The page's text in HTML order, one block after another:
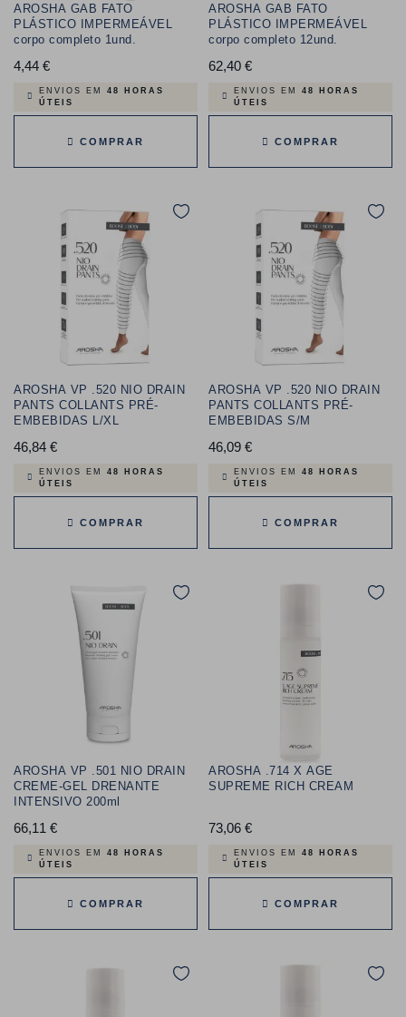
AROSHA GAB FATO
PLÁSTICO IMPERMEÁVEL
corpo completo 1und.
4,44 €Preço
ENVIOS EM 48 HORAS
ÚTEIS
COMPRAR
AROSHA GAB FATO
PLÁSTICO IMPERMEÁVEL
corpo completo 12und.
62,40 €Preço
ENVIOS EM 48 HORAS
ÚTEIS
COMPRAR
AROSHA VP .520 NIO DRAIN
PANTS COLLANTS PRÉ-
EMBEBIDAS L/XL
46,84 €Preço
ENVIOS EM 48 HORAS
ÚTEIS
COMPRAR
AROSHA VP .520 NIO DRAIN
PANTS COLLANTS PRÉ-
EMBEBIDAS S/M
46,09 €Preço
ENVIOS EM 48 HORAS
ÚTEIS
COMPRAR
AROSHA VP .501 NIO DRAIN
CREME-GEL DRENANTE
INTENSIVO 200ml
66,11 €Preço
ENVIOS EM 48 HORAS
ÚTEIS
COMPRAR
AROSHA .714 X AGE
SUPREME RICH CREAM
73,06 €Preço
ENVIOS EM 48 HORAS
ÚTEIS
COMPRAR